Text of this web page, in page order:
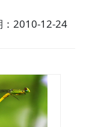
：2010-12-24